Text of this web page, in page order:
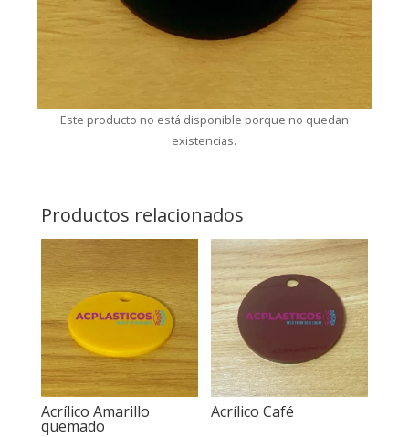
Este producto no está disponible porque no quedan
existencias.
Productos relacionados
Acrílico Amarillo
quemado
Acrílico Café